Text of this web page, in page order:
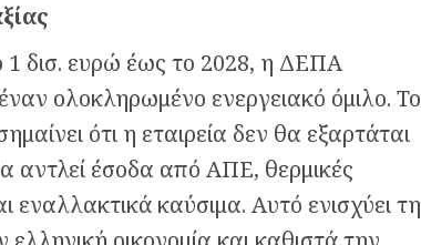
1 δισ. ευρώ έως το 2028, η ΔΕΠΑ
ολοκληρωμένο ενεργειακό όμιλο. Το
ότι η εταιρεία δεν θα εξαρτάται
αντλεί έσοδα από ΑΠΕ, θερμικές
εναλλακτικά καύσιμα. Αυτό ενισχύει τη